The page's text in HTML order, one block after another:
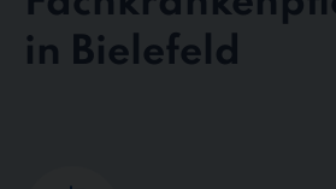
in Bielefeld